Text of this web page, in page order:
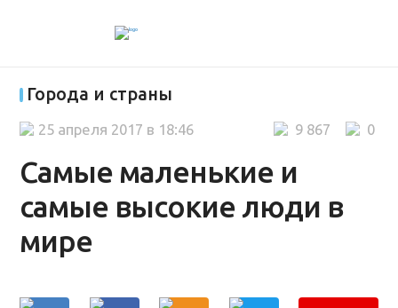
Города и страны
Самые маленькие и
самые высокие люди в
мире
0
9 867
25 апреля 2017 в 18:46